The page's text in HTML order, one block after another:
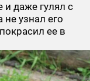
и даже гулял с
узнал его
ее в